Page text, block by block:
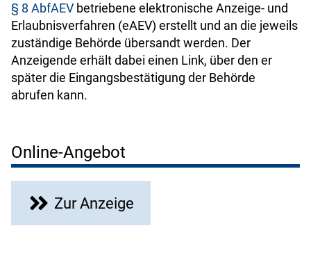
§ 8 AbfAEV betriebene elektronische Anzeige- und
Erlaubnisverfahren (eAEV) erstellt und an die jeweils
zuständige Behörde übersandt werden. Der
Anzeigende erhält dabei einen Link, über den er
später die Eingangsbestätigung der Behörde
abrufen kann.
Online-Angebot
Zur Anzeige